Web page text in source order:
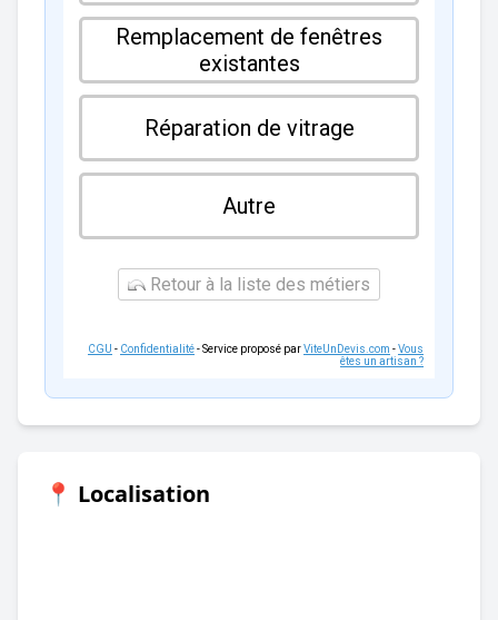
Remplacement de fenêtres
existantes
Réparation de vitrage
Autre
Retour à la liste des métiers
CGU - Confidentialité- Service proposé parViteUnDevis.com -Vous
êtes un artisan ?
📍 Localisation